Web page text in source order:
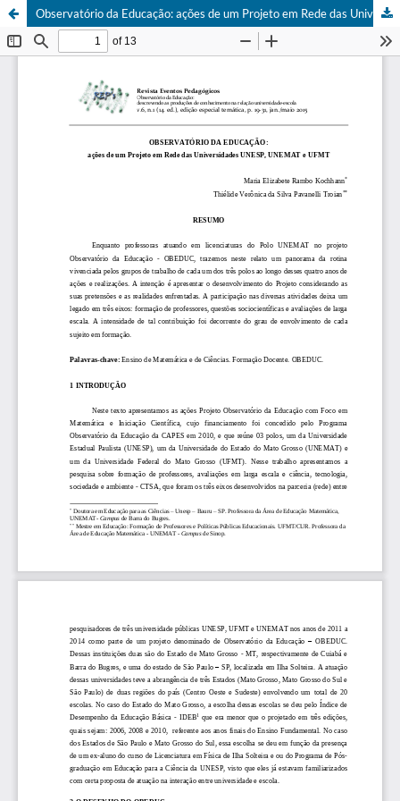
Observatório da Educação: ações de um Projeto em Rede das Universidades UNESP, UNEMAT e UFMT